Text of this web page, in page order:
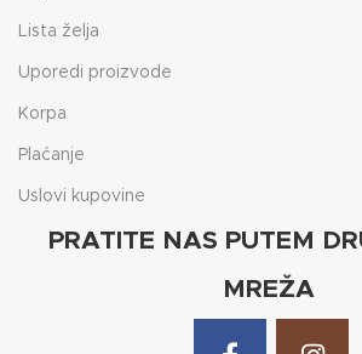
Lista želja
Uporedi proizvode
Korpa
Plaćanje
Uslovi kupovine
PRATITE NAS PUTEM
MREŽA